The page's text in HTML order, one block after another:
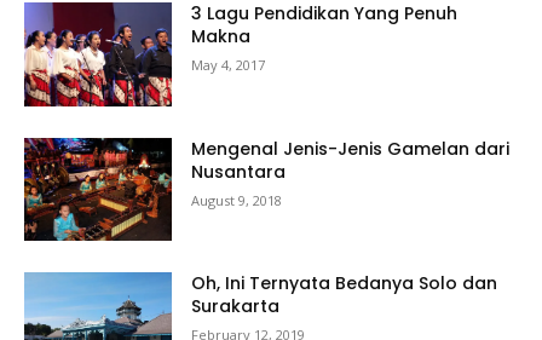
3 Lagu Pendidikan Yang Penuh
Makna
May 4, 2017
Mengenal Jenis-Jenis Gamelan dari
Nusantara
August 9, 2018
Oh, Ini Ternyata Bedanya Solo dan
Surakarta
February 12, 2019